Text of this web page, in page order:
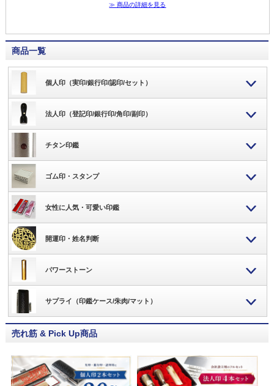
≫ 商品の詳細を見る
商品一覧
個人印（実印/銀行印/認印/セット）
法人印（登記印/銀行印/角印/副印）
チタン印鑑
ゴム印・スタンプ
女性に人気・可愛い印鑑
開運印・姓名判断
パワーストーン
サプライ（印鑑ケース/朱肉/マット）
売れ筋 & Pick Up商品